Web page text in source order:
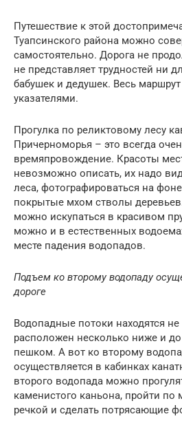
Путешествие к этой
Туапсинского района можно
самостоятельно. Дорога не
не представляет трудностей ни
бабушек и дедушек. Весь
указателями.
Прогулка по реликтовому лесу
Причерноморья – это всегда
времяпровождение. Красоты
невозможно описать, их надо
леса, фотографироваться на
покрытые мхом стволы
можно искупаться в красивом
можно и в естественных
месте падения водопадов.
Подъем ко второму водопаду
дороге
Водопадные потоки находятся
расположен несколько ниже и
пешком. А вот ко второму
осуществляется в кабинках
второго водопада можно
каменистого каньона, пройти по
речкой и сделать потрясающие